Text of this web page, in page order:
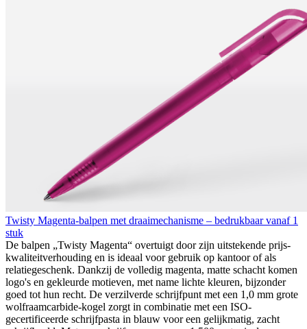
Twisty Magenta-balpen met draaimechanisme – bedrukbaar vanaf 1
stuk
De balpen „Twisty Magenta“ overtuigt door zijn uitstekende prijs-
kwaliteitverhouding en is ideaal voor gebruik op kantoor of als
relatiegeschenk. Dankzij de volledig magenta, matte schacht komen
logo's en gekleurde motieven, met name lichte kleuren, bijzonder
goed tot hun recht. De verzilverde schrijfpunt met een 1,0 mm grote
wolfraamcarbide-kogel zorgt in combinatie met een ISO-
gecertificeerde schrijfpasta in blauw voor een gelijkmatig, zacht